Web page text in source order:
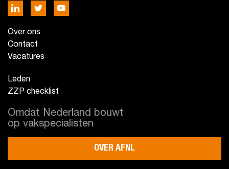
Over ons
Contact
Vacatures
Leden
ZZP checklist
Omdat Nederland bouwt
op vakspecialisten
OVER AFNL